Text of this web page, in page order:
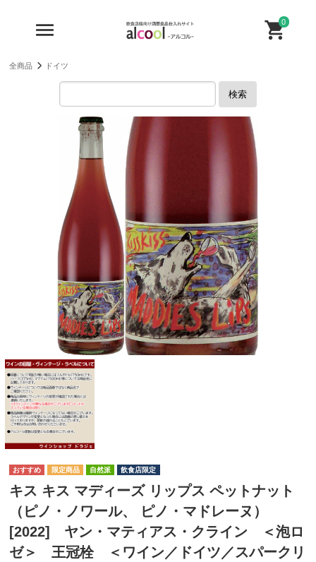
0
全商品 ドイツ
検索
自然派 飲食店限定
キス キス マディーズ リップス ペットナット
（ピノ・ノワール、 ピノ・マドレーヌ）
[2022] ヤン・マティアス・クライン ＜泡ロ
ゼ＞ 王冠栓 ＜ワイン／ドイツ／スパークリ